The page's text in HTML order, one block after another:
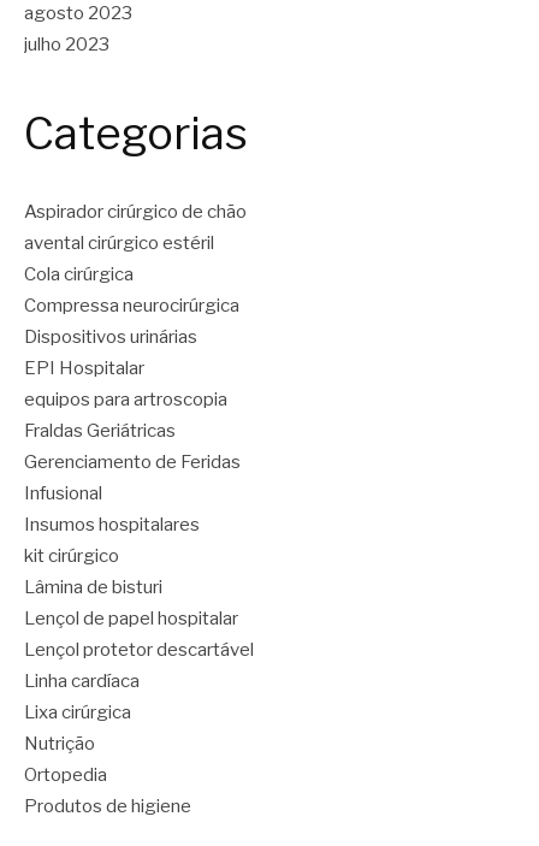
agosto 2023
julho 2023
Categorias
Aspirador cirúrgico de chão
avental cirúrgico estéril
Cola cirúrgica
Compressa neurocirúrgica
Dispositivos urinárias
EPI Hospitalar
equipos para artroscopia
Fraldas Geriátricas
Gerenciamento de Feridas
Infusional
Insumos hospitalares
kit cirúrgico
Lâmina de bisturi
Lençol de papel hospitalar
Lençol protetor descartável
Linha cardíaca
Lixa cirúrgica
Nutrição
Ortopedia
Produtos de higiene